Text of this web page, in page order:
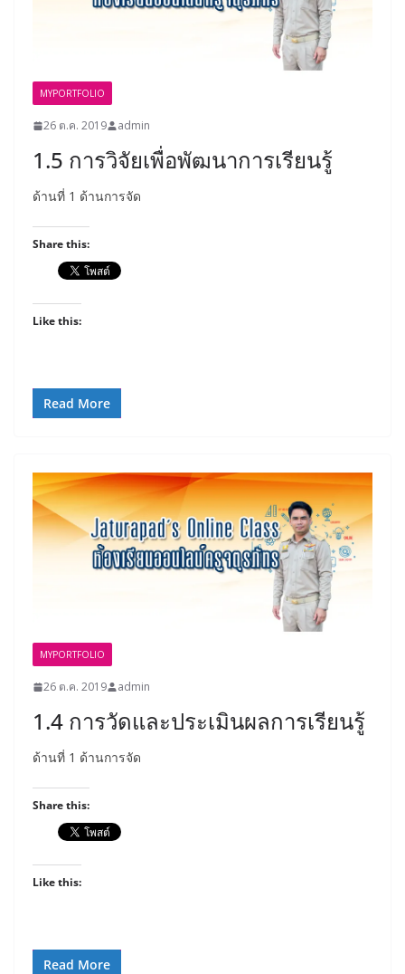
MYPORTFOLIO
26 ต.ค. 2019 admin
1.5 การวิจัยเพื่อพัฒนาการเรียนรู้
ด้านที่ 1 ด้านการจัด
Share this:
Like this:
Read More
MYPORTFOLIO
26 ต.ค. 2019 admin
1.4 การวัดและประเมินผลการเรียนรู้
ด้านที่ 1 ด้านการจัด
Share this:
Like this:
Read More